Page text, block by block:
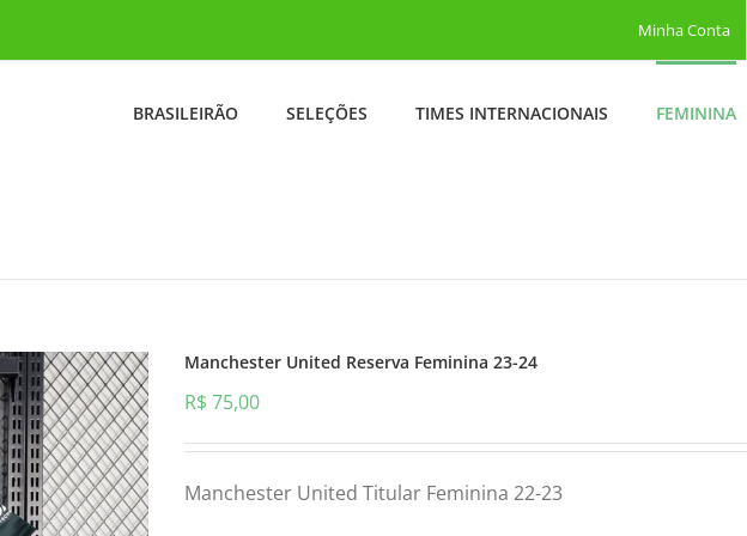
Minha Conta
BRASILEIRÃO SELEÇÕES TIMES INTERNACIONAIS FEMININA
Manchester United Reserva Feminina 23-24
R$ 75,00
Manchester United Titular Feminina 22-23